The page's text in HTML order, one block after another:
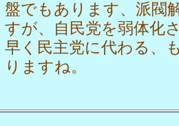
盤でもあります、派閥
すが、自民党を弱体化
早く民主党に代わる、
りますね。